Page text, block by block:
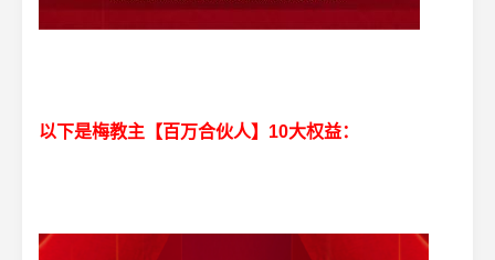
以下是梅教主【百万合伙人】10大权益：